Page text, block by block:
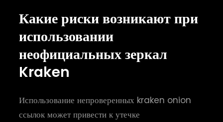
Какие риски возникают при
использовании
неофициальных зеркал
Kraken
Использование непроверенных kraken onion
ссылок может привести к утечке